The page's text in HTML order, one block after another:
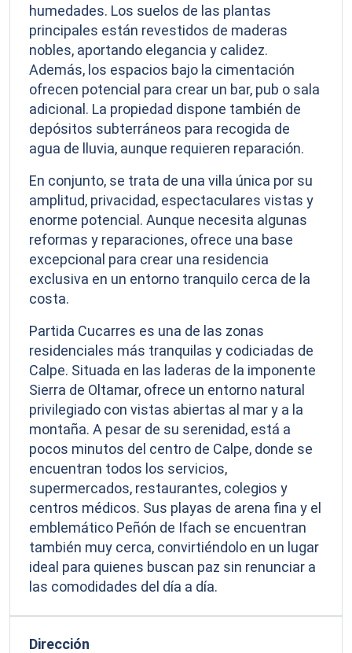
humedades. Los suelos de las plantas
principales están revestidos de maderas
nobles, aportando elegancia y calidez.
Además, los espacios bajo la cimentación
ofrecen potencial para crear un bar, pub o sala
adicional. La propiedad dispone también de
depósitos subterráneos para recogida de
agua de lluvia, aunque requieren reparación.
En conjunto, se trata de una villa única por su
amplitud, privacidad, espectaculares vistas y
enorme potencial. Aunque necesita algunas
reformas y reparaciones, ofrece una base
excepcional para crear una residencia
exclusiva en un entorno tranquilo cerca de la
costa.
Partida Cucarres es una de las zonas
residenciales más tranquilas y codiciadas de
Calpe. Situada en las laderas de la imponente
Sierra de Oltamar, ofrece un entorno natural
privilegiado con vistas abiertas al mar y a la
montaña. A pesar de su serenidad, está a
pocos minutos del centro de Calpe, donde se
encuentran todos los servicios,
supermercados, restaurantes, colegios y
centros médicos. Sus playas de arena fina y el
emblemático Peñón de Ifach se encuentran
también muy cerca, convirtiéndolo en un lugar
ideal para quienes buscan paz sin renunciar a
las comodidades del día a día.
Dirección